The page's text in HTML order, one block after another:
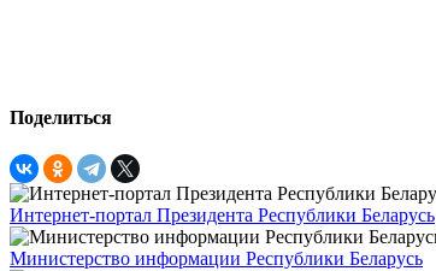
Поделиться
Интернет-портал Президента Республики Беларусь
Министерство информации Республики Беларусь